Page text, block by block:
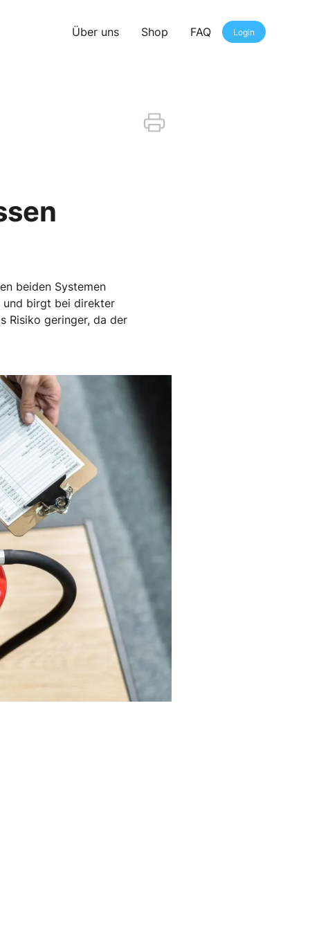
Über uns Shop FAQ Login
beiden Systemen
und birgt bei direkter
Risiko geringer, da der